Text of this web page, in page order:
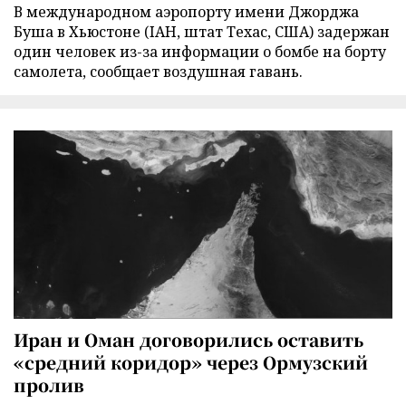
В международном аэропорту имени Джорджа
Буша в Хьюстоне (IAH, штат Техас, США) задержан
один человек из-за информации о бомбе на борту
самолета, сообщает воздушная гавань.
Иран и Оман договорились оставить
«средний коридор» через Ормузский
пролив